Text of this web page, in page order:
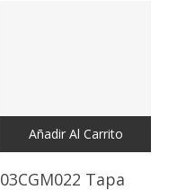
Añadir Al Carrito
03CGM022 Tapa